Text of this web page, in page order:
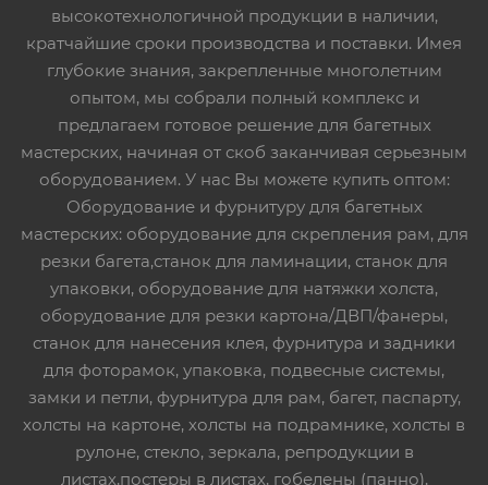
высокотехнологичной продукции в наличии,
кратчайшие сроки производства и поставки. Имея
глубокие знания, закрепленные многолетним
опытом, мы собрали полный комплекс и
предлагаем готовое решение для багетных
мастерских, начиная от скоб заканчивая серьезным
оборудованием. У нас Вы можете купить оптом:
Оборудование и фурнитуру для багетных
мастерских: оборудование для скрепления рам, для
резки багета,станок для ламинации, станок для
упаковки, оборудование для натяжки холста,
оборудование для резки картона/ДВП/фанеры,
станок для нанесения клея, фурнитура и задники
для фоторамок, упаковка, подвесные системы,
замки и петли, фурнитура для рам, багет, паспарту,
холсты на картоне, холсты на подрамнике, холсты в
рулоне, стекло, зеркала, репродукции в
листах,постеры в листах, гобелены (панно),